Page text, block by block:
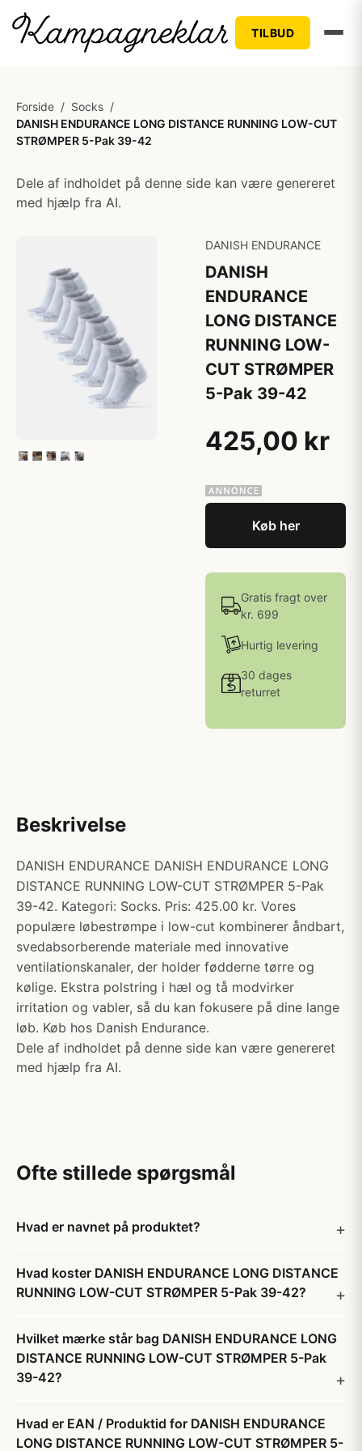
TILBUD
Forside / Socks /
DANISH ENDURANCE LONG DISTANCE RUNNING LOW-CUT
STRØMPER 5-Pak 39-42
Dele af indholdet på denne side kan være genereret
med hjælp fra AI.
DANISH ENDURANCE
DANISH
ENDURANCE
LONG DISTANCE
RUNNING LOW-
CUT STRØMPER
5-Pak 39-42
425,00 kr
Køb her
Gratis fragt over
kr. 699
Hurtig levering
30 dages
returret
Beskrivelse
DANISH ENDURANCE DANISH ENDURANCE LONG
DISTANCE RUNNING LOW-CUT STRØMPER 5-Pak
39-42. Kategori: Socks. Pris: 425.00 kr. Vores
populære løbestrømpe i low-cut kombinerer åndbart,
svedabsorberende materiale med innovative
ventilationskanaler, der holder fødderne tørre og
kølige. Ekstra polstring i hæl og tå modvirker
irritation og vabler, så du kan fokusere på dine lange
løb. Køb hos Danish Endurance.
Dele af indholdet på denne side kan være genereret
med hjælp fra AI.
Ofte stillede spørgsmål
Hvad er navnet på produktet?
Hvad koster DANISH ENDURANCE LONG DISTANCE
RUNNING LOW-CUT STRØMPER 5-Pak 39-42?
Hvilket mærke står bag DANISH ENDURANCE LONG
DISTANCE RUNNING LOW-CUT STRØMPER 5-Pak
39-42?
Hvad er EAN / Produktid for DANISH ENDURANCE
LONG DISTANCE RUNNING LOW-CUT STRØMPER 5-